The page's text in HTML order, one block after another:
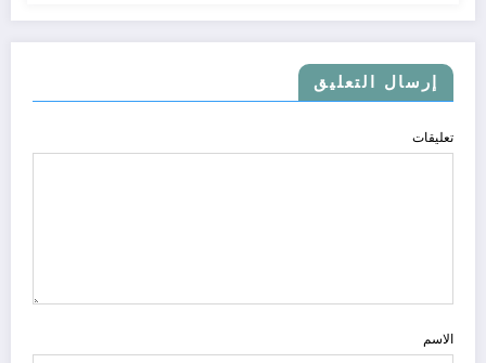
إرسال التعليق
تعليقات
الاسم